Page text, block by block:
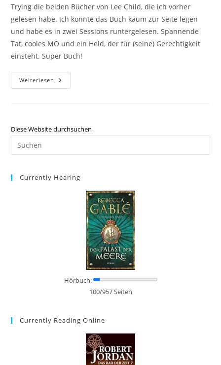
Trying die beiden Bücher von Lee Child, die ich vorher
gelesen habe. Ich konnte das Buch kaum zur Seite legen
und habe es in zwei Sessions runtergelesen. Spannende
Tat, cooles MO und ein Held, der für (seine) Gerechtigkeit
einsteht. Super Buch!
Weiterlesen
Diese Website durchsuchen
Currently Hearing
Hörbuch:
100/957 Seiten
Currently Reading Online